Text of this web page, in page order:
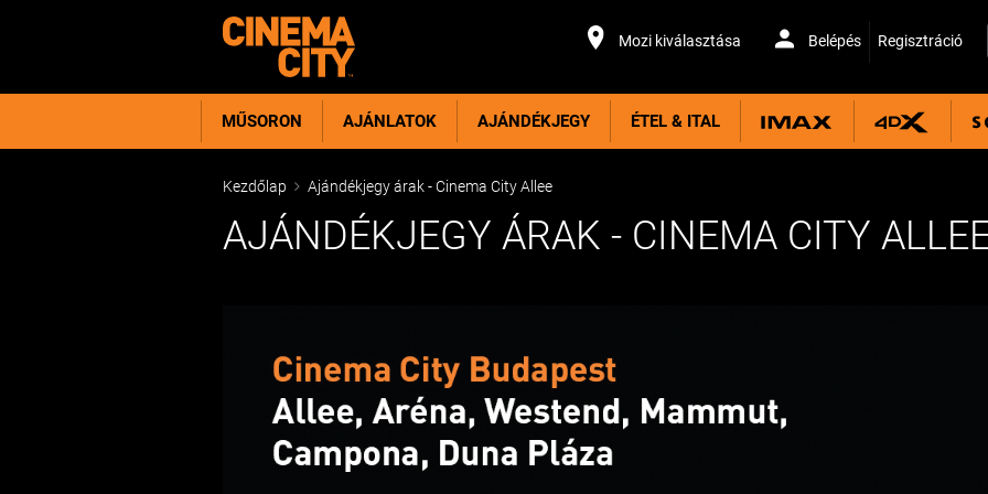
Mozi kiválasztása Belépés Regisztráció
MŰSORON AJÁNLATOK AJÁNDÉKJEGY ÉTEL & ITAL
Kezdőlap Ajándékjegy árak - Cinema City Allee
AJÁNDÉKJEGY ÁRAK - CINEMA CITY